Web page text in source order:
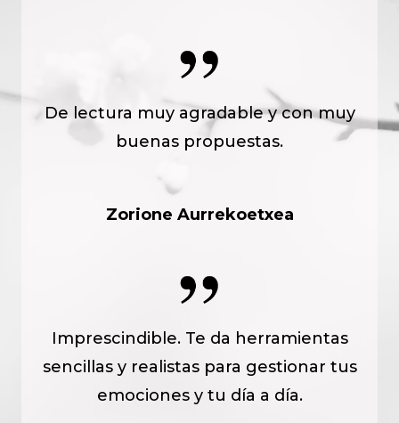
De lectura muy agradable y con muy
buenas propuestas.
Zorione Aurrekoetxea
Imprescindible. Te da herramientas
sencillas y realistas para gestionar tus
emociones y tu día a día.